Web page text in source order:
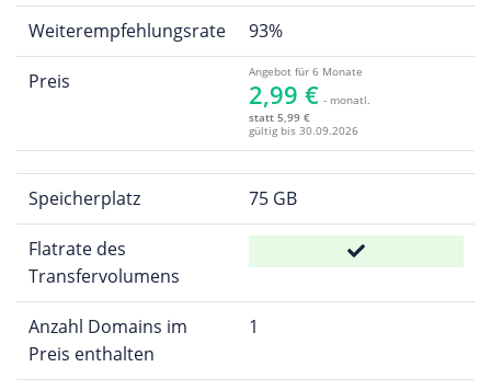
Weiterempfehlungsrate 93%
Preis Angebot für 6 Monate
2,99 € - monatl.
statt 5,99 €
gültig bis 30.09.2026
Speicherplatz 75 GB
Flatrate des
Transfervolumens
Anzahl Domains im
Preis enthalten
1